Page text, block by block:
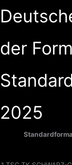
Inhalt
der
2025